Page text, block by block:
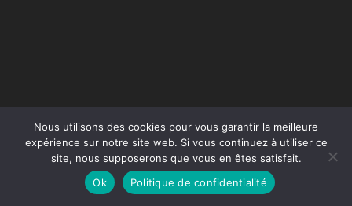
Nous utilisons des cookies pour vous garantir la meilleure
expérience sur notre site web. Si vous continuez à utiliser ce
site, nous supposerons que vous en êtes satisfait.
Ok
Politique de confidentialité